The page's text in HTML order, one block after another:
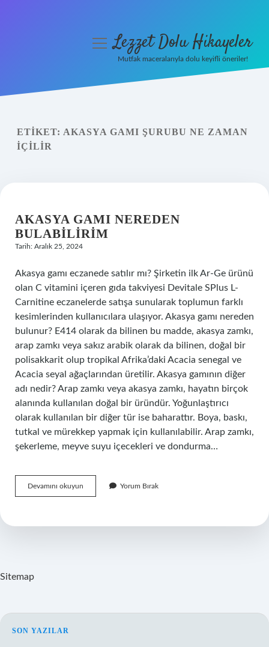
Yasal Uyarı
menüyüLezzet Dolu Hikayeler
Mutfak maceralarıyla dolu keyifli öneriler!
ETIKET: AKASYA GAMI ŞURUBU NE ZAMAN
IÇILIR
AKASYA GAMI NEREDEN
BULABILIRIM
Tarih: Aralık 25, 2024
Akasya gamı eczanede satılır mı? Şirketin ilk Ar-Ge ürünü
olan C vitamini içeren gıda takviyesi Devitale SPlus L-
Carnitine eczanelerde satışa sunularak toplumun farklı
kesimlerinden kullanıcılara ulaşıyor. Akasya gamı nereden
bulunur? E414 olarak da bilinen bu madde, akasya zamkı,
arap zamkı veya sakız arabik olarak da bilinen, doğal bir
polisakkarit olup tropikal Afrika’daki Acacia senegal ve
Acacia seyal ağaçlarından üretilir. Akasya gamının diğer
adı nedir? Arap zamkı veya akasya zamkı, hayatın birçok
alanında kullanılan doğal bir üründür. Yoğunlaştırıcı
olarak kullanılan bir diğer tür ise baharattır. Boya, baskı,
tutkal ve mürekkep yapmak için kullanılabilir. Arap zamkı,
şekerleme, meyve suyu içecekleri ve dondurma…
Devamını okuyun
Gamı
Yorum Bırak
Sitemap
SIDEBAR
SON YAZILAR